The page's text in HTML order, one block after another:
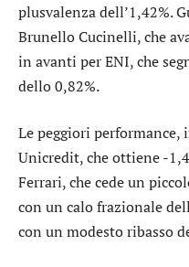
plusvalenza dell’1,42%.
Brunello Cucinelli, che
in avanti perENI, che
dello 0,82%.
Le peggiori performance,
Unicredit, che ottiene -
Ferrari, che cede un
con un calo frazionale
con un modesto ribasso